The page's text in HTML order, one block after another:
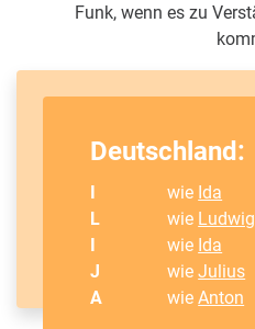
Funk, wenn es zu
Deutschland:
I wie Ida
L
wie Ludwig
I
wie Ida
J
wieJulius
A
wieAnton